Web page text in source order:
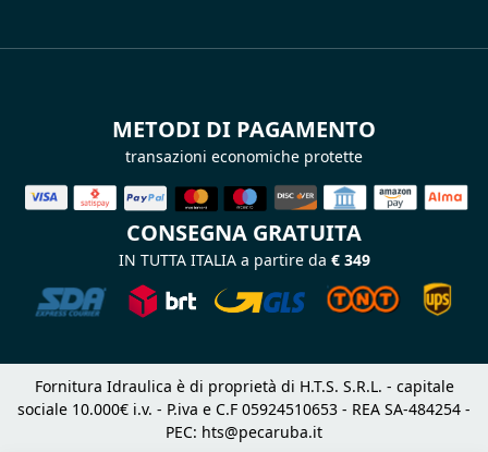
METODI DI PAGAMENTO
transazioni economiche protette
CONSEGNA GRATUITA
IN TUTTA ITALIA a partire da € 349
Fornitura Idraulica è di proprietà di H.T.S. S.R.L. - capitale
sociale 10.000€ i.v. - P.iva e C.F 05924510653 - REA SA-484254 -
PEC: hts@pecaruba.it